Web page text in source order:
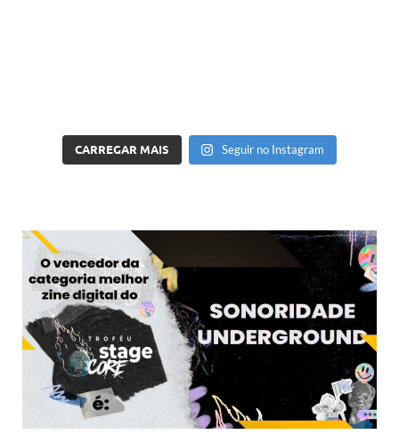
CARREGAR MAIS Seguir no Instagram